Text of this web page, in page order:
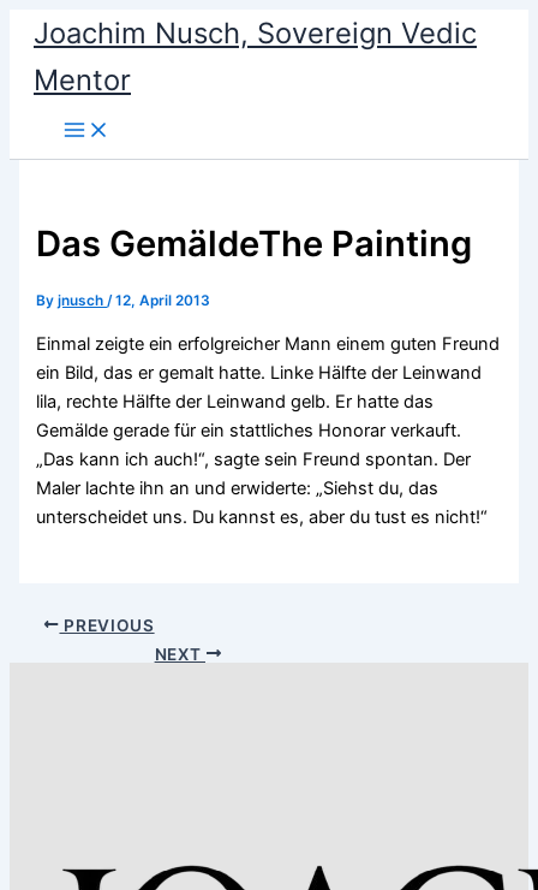
content
Joachim Nusch, Sovereign Vedic
Mentor
Das GemäldeThe Painting
Byjnusch/12, April 2013
Einmal zeigte ein erfolgreicher Mann einem guten Freund
ein Bild, das er gemalt hatte. Linke Hälfte der Leinwand
lila, rechte Hälfte der Leinwand gelb. Er hatte das
Gemälde gerade für ein stattliches Honorar verkauft.
„Das kann ich auch!“, sagte sein Freund spontan. Der
Maler lachte ihn an und erwiderte: „Siehst du, das
unterscheidet uns. Du kannst es, aber du tust es nicht!“
PREVIOUS
NEXT